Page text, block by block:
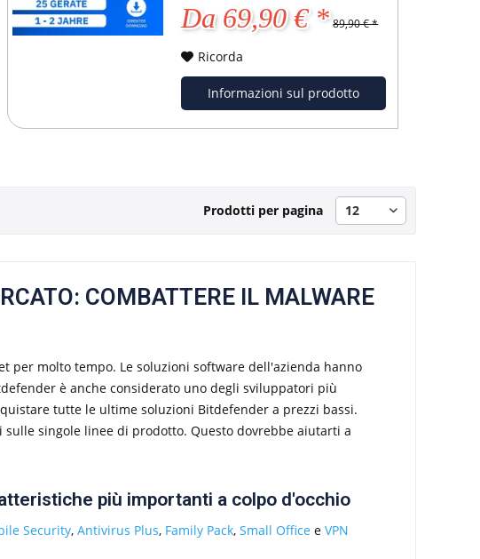
Da 69,90 € * 89,90 € *
Ricorda
Informazioni sul prodotto
Prodotti per pagina
COMBATTERE IL MALWARE
molto tempo. Le soluzioni software dell'azienda hanno
è anche considerato uno degli sviluppatori più
tutte le ultime soluzioni Bitdefender a prezzi bassi.
singole linee di prodotto. Questo dovrebbe aiutarti a
più importanti a colpo d'occhio
Security, Antivirus Plus, Family Pack, Small Office e VPN